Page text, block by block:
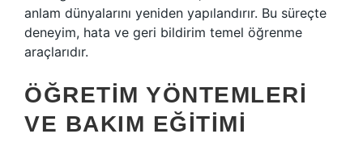
anlam dünyalarını yeniden yapılandırır. Bu süreçte
deneyim, hata ve geri bildirim temel öğrenme
araçlarıdır.
ÖĞRETIM YÖNTEMLERI
VE BAKIM EĞITIMI